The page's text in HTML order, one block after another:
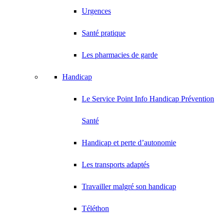
Urgences
Santé pratique
Les pharmacies de garde
Handicap
Le Service Point Info Handicap Prévention
Santé
Handicap et perte d’autonomie
Les transports adaptés
Travailler malgré son handicap
Téléthon